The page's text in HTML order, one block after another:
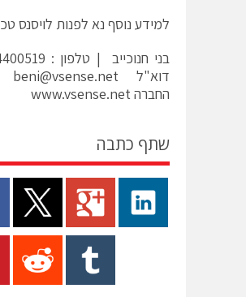
למידע נוסף נא לפנות לויסנס
דוא"ל beni@vsense.net |
החברהwww.vsense.net
שתף כתבה